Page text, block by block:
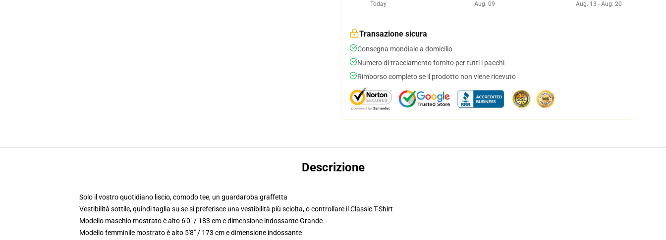
Today
Aug. 09
Aug. 13 - Aug. 20
Transazione sicura
Consegna mondiale a domicilio
Numero di tracciamento fornito per tutti i pacchi
Rimborso completo se il prodotto non viene ricevuto
Descrizione
Solo il vostro quotidiano liscio, comodo tee, un guardaroba graffetta
Vestibilità sottile, quindi taglia su se si preferisce una vestibilità più sciolta, o controllare il Classic T-Shirt
Modello maschio mostrato è alto 6'0" / 183 cm e dimensione indossante Grande
Modello femminile mostrato è alto 5'8" / 173 cm e dimensione indossante